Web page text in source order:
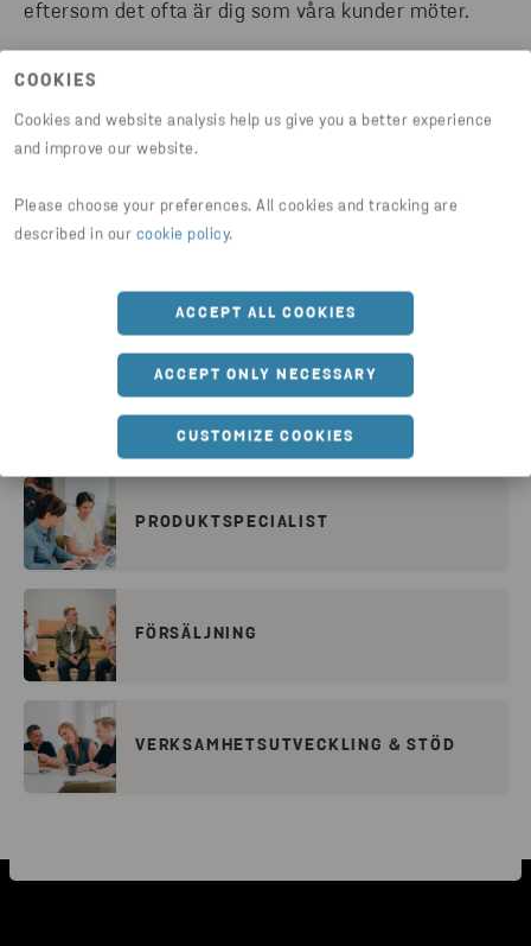
COOKIES
Cookies and website analysis help us give you a better experience
and improve our website.
Please choose your preferences. All cookies and tracking are
described in our cookie policy.
ACCEPT ALL COOKIES
ACCEPT ONLY NECESSARY
CUSTOMIZE COOKIES
eftersom det ofta är dig som våra kunder möter.
INGENJÖRSJOBB
PRODUKTSPECIALIST
FÖRSÄLJNING
VERKSAMHETSUTVECKLING & STÖD